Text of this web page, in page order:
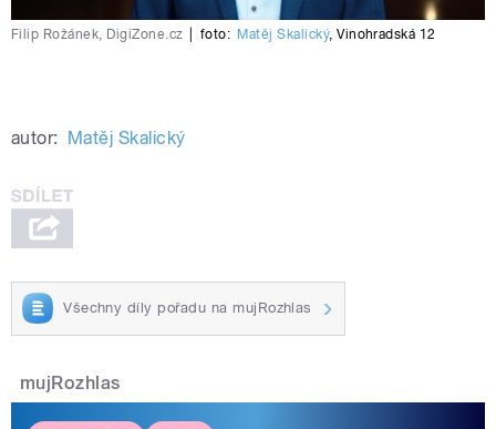
Filip Rožánek, DigiZone.cz foto: Matěj Skalický,Vinohradská 12
autor: Matěj Skalický
Všechny díly pořadu na mujRozhlas
mujRozhlas